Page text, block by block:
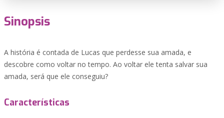
Sinopsis
A história é contada de Lucas que perdesse sua amada, e
descobre como voltar no tempo. Ao voltar ele tenta salvar sua
amada, será que ele conseguiu?
Características